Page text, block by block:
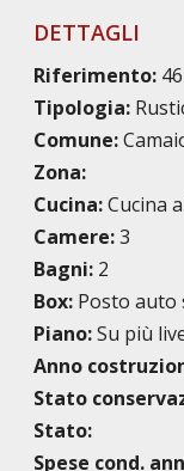
DETTAGLI
Riferimento:
Tipologia:
Comune:
Zona:
Cucina:Cucina
Camere:3
Bagni: 2
Box: Posto auto
Piano:Su più
Anno
Stato
Stato:
Spese cond.